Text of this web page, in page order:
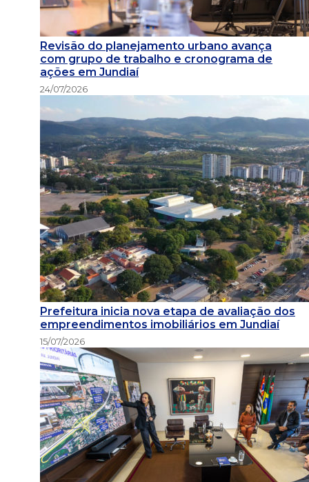
Revisão do planejamento urbano avança
com grupo de trabalho e cronograma de
ações em Jundiaí
24/07/2026
Prefeitura inicia nova etapa de avaliação dos
empreendimentos imobiliários em Jundiaí
15/07/2026